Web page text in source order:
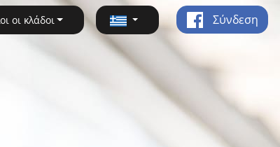
οι κλάδοι Σύνδεση